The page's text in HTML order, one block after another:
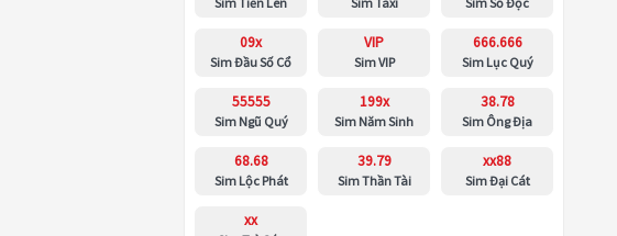
09x
Sim Đầu Số Cổ
VIP
Sim VIP
666.666
Sim Lục Quý
55555
Sim Ngũ Quý
199x
Sim Năm Sinh
38.78
Sim Ông Địa
68.68
Sim Lộc Phát
39.79
Sim Thần Tài
xx88
Sim Đại Cát
xx